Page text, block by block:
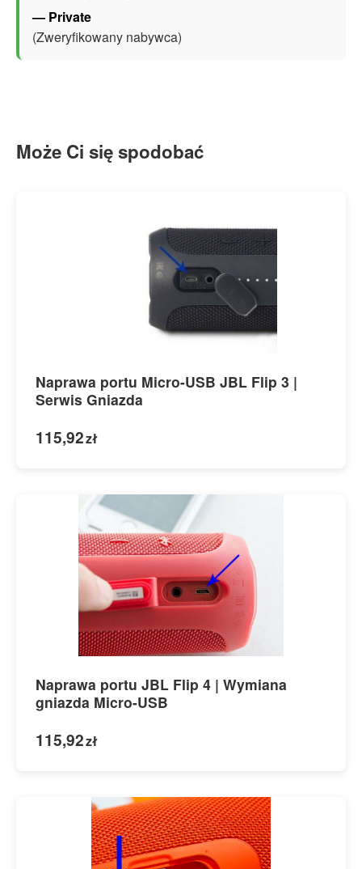
— Private
(Zweryfikowany nabywca)
Może Ci się spodobać
Naprawa portu Micro-USB JBL Flip 3 |
Serwis Gniazda
115,92zł
Naprawa portu JBL Flip 4 | Wymiana
gniazda Micro-USB
115,92zł